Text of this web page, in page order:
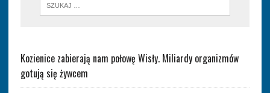
Kozienice zabierają nam połowę Wisły. Miliardy organizmów
gotują się żywcem